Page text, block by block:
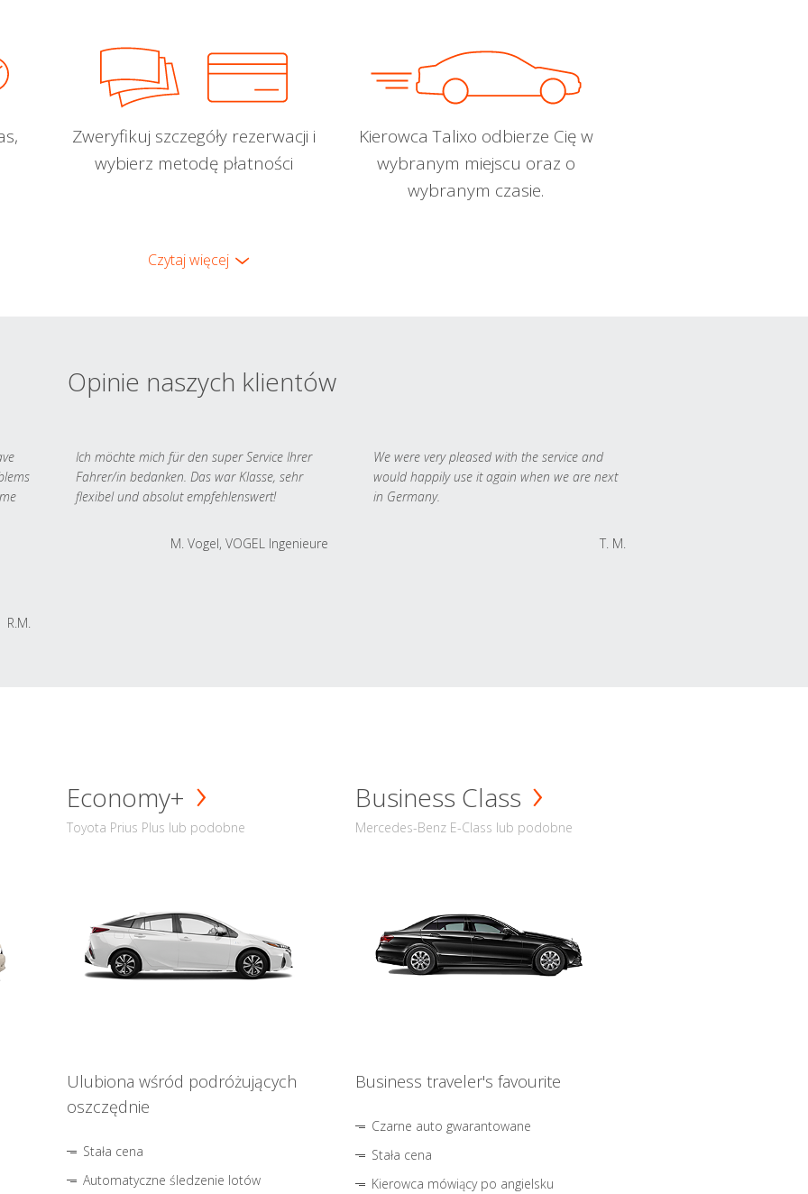
Zweryfikuj szczegóły rezerwacji i
wybierz metodę płatności
Kierowca Talixo odbierze Cię w
wybranym miejscu oraz o
wybranym czasie.
Czytaj więcej
Opinie naszych klientów
R.M.
Ich möchte mich für den super Service Ihrer
Fahrer/in bedanken. Das war Klasse, sehr
flexibel und absolut empfehlenswert!
M. Vogel, VOGEL Ingenieure
We were very pleased with the service and
would happily use it again when we are next
in Germany.
T. M.
Economy+
Toyota Prius Plus lub podobne
Ulubiona wśród podróżujących
oszczędnie
Stała cena
Automatyczne śledzenie lotów
Business Class
Mercedes-Benz E-Class lub podobne
Business traveler's favourite
Czarne auto gwarantowane
Stała cena
Kierowca mówiący po angielsku